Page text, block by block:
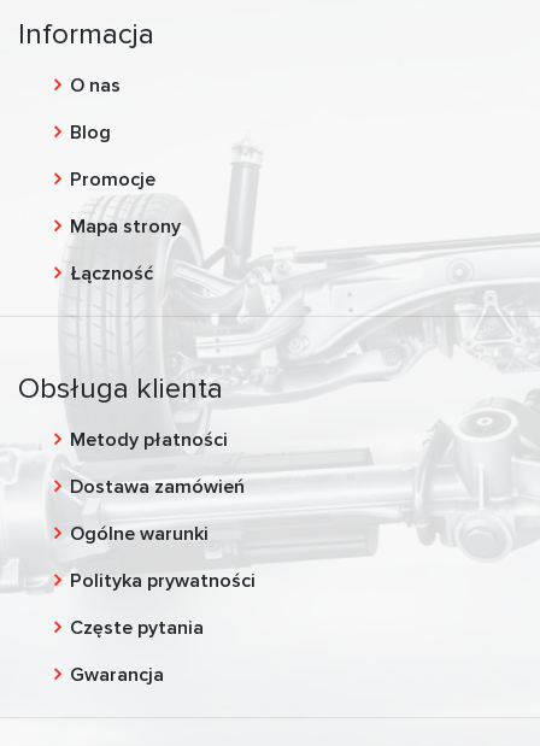
Informacja
O nas
Blog
Promocje
Mapa strony
Łączność
Obsługa klienta
Metody płatności
Dostawa zamówień
Ogólne warunki
Polityka prywatności
Częste pytania
Gwarancja